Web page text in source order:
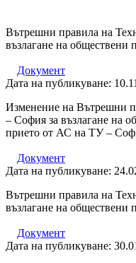
Вътрешни правила на
възлагане на обществени
Документ
Дата на публикуване:
Изменение на Вътрешни
– София за възлагане
приетo от АС на ТУ –
Документ
Дата на публикуване:
Вътрешни правила на
възлагане на обществени
Документ
Дата на публикуване: